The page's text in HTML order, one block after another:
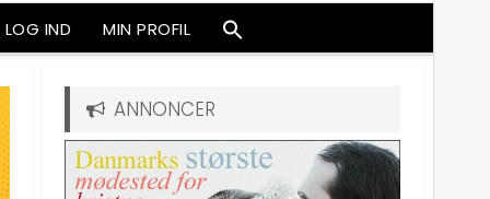
LOG IND MIN PROFIL
ANNONCER